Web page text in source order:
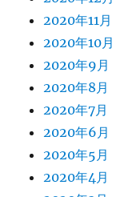
2020年11月
2020年10月
2020年9月
2020年8月
2020年7月
2020年6月
2020年5月
2020年4月